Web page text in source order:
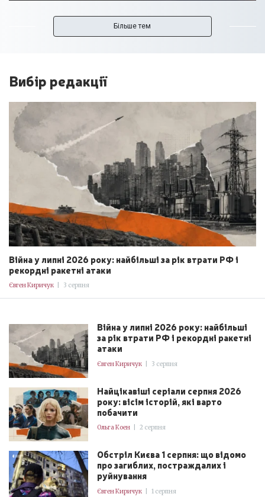
Більше тем
Війна у липні 2026 року: найбільші
за рік втрати РФ і рекордні ракетні
атаки
Євген Киричук 3 серпня
Найцікавіші серіали серпня 2026
року: вісім історій, які варто
побачити
Ольга Коен 2 серпня
Обстріл Києва 1 серпня: що відомо
про загиблих, постраждалих і
руйнування
Євген Киричук 1 серпня
Вибір редакції
Війна у липні 2026 року: найбільші за рік втрати РФ і
рекордні ракетні атаки
Євген Киричук 3 серпня